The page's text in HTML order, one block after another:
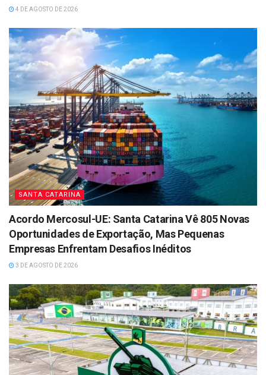
4 DE AGOSTO DE 2026
SANTA CATARINA
Acordo Mercosul-UE: Santa Catarina Vê 805 Novas
Oportunidades de Exportação, Mas Pequenas
Empresas Enfrentam Desafios Inéditos
3 DE AGOSTO DE 2026